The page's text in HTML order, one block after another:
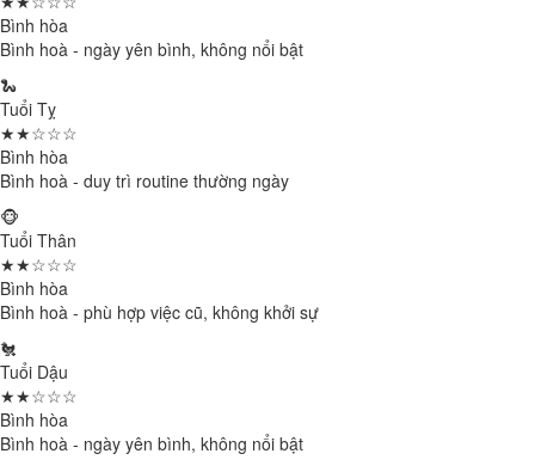
Bình hòa
Bình hoà - ngày yên bình, không nổi bật
🐍
Tuổi Tỵ
★★☆☆☆
Bình hòa
Bình hoà - duy trì routine thường ngày
🐵
Tuổi Thân
★★☆☆☆
Bình hòa
Bình hoà - phù hợp việc cũ, không khởi sự
🐔
Tuổi Dậu
★★☆☆☆
Bình hòa
Bình hoà - ngày yên bình, không nổi bật